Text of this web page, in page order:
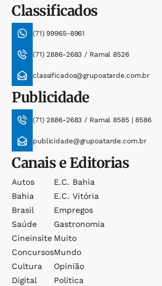
Classificados
(71) 99965-8961
(71) 2886-2683 / Ramal 8526
classificados@grupoatarde.com.br
Publicidade
(71) 2886-2683 / Ramal 8585 | 8586
publicidade@grupoatarde.com.br
Canais e Editorias
Autos
Bahia
Brasil
Saúde
Cineinsite
Concursos
Cultura
Digital
E.c. Bahia
E.c. Vitória
Empregos
Gastronomia
Muito
Mundo
Opinião
Política